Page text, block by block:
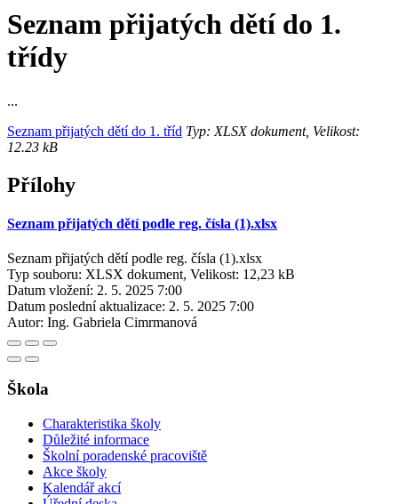
Seznam přijatých dětí do 1.
třídy
...
Seznam přijatých dětí do 1. tříd Typ: XLSX dokument, Velikost:
12.23 kB
Přílohy
Seznam přijatých dětí podle reg. čísla (1).xlsx
Seznam přijatých dětí podle reg. čísla (1).xlsx
Typ souboru: XLSX dokument, Velikost: 12,23 kB
Datum vložení: 2. 5. 2025 7:00
Datum poslední aktualizace: 2. 5. 2025 7:00
Autor: Ing. Gabriela Cimrmanová
Škola
Charakteristika školy
Důležité informace
Školní poradenské pracoviště
Akce školy
Kalendář akcí